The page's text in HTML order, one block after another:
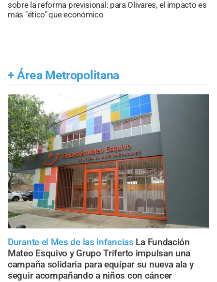
sobre la reforma previsional: para Olivares, el impacto es
más "ético" que económico
+ Área Metropolitana
Durante el Mes de las Infancias La Fundación
Mateo Esquivo y Grupo Triferto impulsan una
campaña solidaria para equipar su nueva ala y
seguir acompañando a niños con cáncer